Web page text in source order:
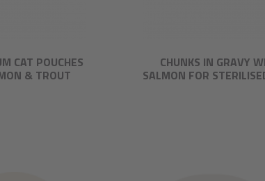
CAT POUCHES
& TROUT
CHUNKS IN GRAVY
SALMON FOR